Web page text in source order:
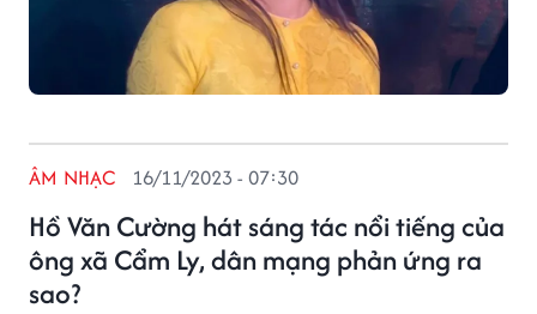
Hồ Văn Cường hát sáng tác nổi tiếng của
ông xã Cẩm Ly, dân mạng phản ứng ra
sao?
ÂM NHẠC 16/11/2023 - 07:30